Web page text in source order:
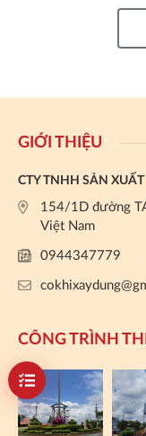
GIỚI THIỆU
CTY TNHH SẢN
154/1D đường
Việt Nam
0944347779
CÔNG TRÌNH